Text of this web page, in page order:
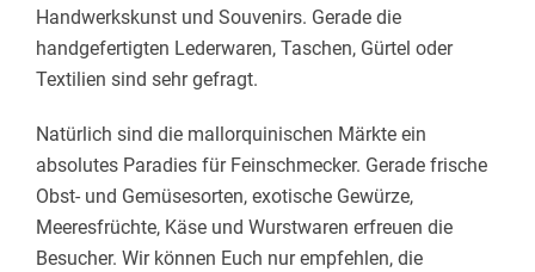
Handwerkskunst und Souvenirs. Gerade die
handgefertigten Lederwaren, Taschen, Gürtel oder
Textilien sind sehr gefragt.
Natürlich sind die mallorquinischen Märkte ein
absolutes Paradies für Feinschmecker. Gerade frische
Obst- und Gemüsesorten, exotische Gewürze,
Meeresfrüchte, Käse und Wurstwaren erfreuen die
Besucher. Wir können Euch nur empfehlen, die